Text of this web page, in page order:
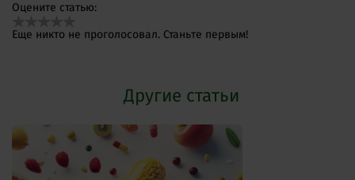
Оцените статью:
Еще никто не проголосовал. Станьте первым!
Другие статьи